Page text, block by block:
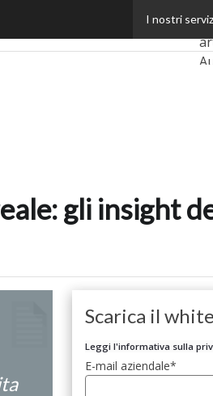
I nostri
ricerca Infor sulla produttività
gli insight
Scarica il
Leggi l'informativa sulla
E-mail aziendale*